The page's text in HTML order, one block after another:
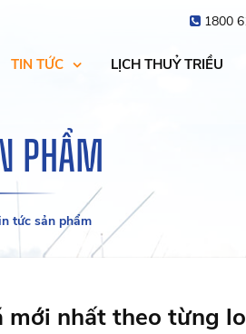
1800
TIN TỨC LỊCH THUỶ TRIỀU
PHẨM
tức sản phẩm
mới nhất theo từng